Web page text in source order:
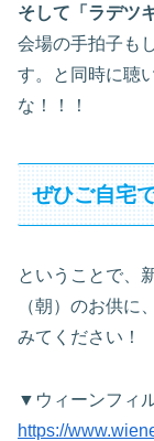
そして「ラデツ
会場の手拍子も
す。と同時に聴
な！！！
ぜひご自宅
ということで、
（朝）のお供に
みてください！
▼ウィーンフィ
https://